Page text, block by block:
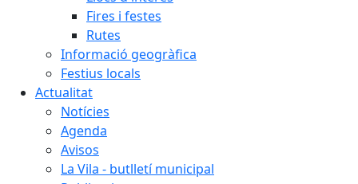
Fires i festes
Rutes
Informació geogràfica
Festius locals
Actualitat
Notícies
Agenda
Avisos
La Vila - butlletí municipal